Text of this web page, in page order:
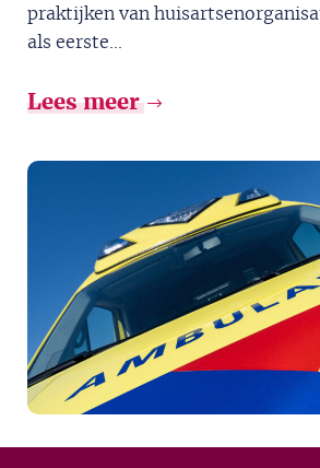
praktijken van
als eerste...
Lees meer